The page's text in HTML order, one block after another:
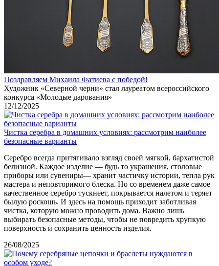
Поздравляем Михаила Фатиева c победой!
Художник «Северной черни» стал лауреатом всероссийского
конкурса «Молодые дарования»
12/12/2025
Чистка серебра в домашних условиях: рассмотрим наиболее
безопасные варианты
Серебро всегда притягивало взгляд своей мягкой, бархатистой
белизной. Каждое изделие — будь то украшения, столовые
приборы или сувениры— хранит частичку истории, тепла рук
мастера и неповторимого блеска. Но со временем даже самое
качественное серебро тускнеет, покрывается налетом и теряет
былую роскошь. И здесь на помощь приходит заботливая
чистка, которую можно проводить дома. Важно лишь
выбирать безопасные методы, чтобы не повредить хрупкую
поверхность и сохранить ценность изделия.
26/08/2025